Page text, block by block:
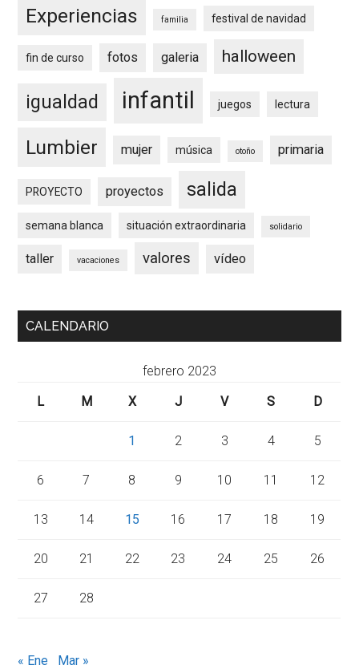
Experiencias familia festival de navidad
fin de curso fotos galeria halloween
igualdad infantil juegos lectura
Lumbier mujer música otoño primaria
PROYECTO proyectos salida
semana blanca situación extraordinaria solidario
taller vacaciones valores vídeo
CALENDARIO
febrero 2023
L
M X J V S D
1 2 3 4 5
6 7 8 9 10 11 12
13 14 15 16 17 18 19
20 21 22 23 24 25 26
27 28
« Ene Mar »